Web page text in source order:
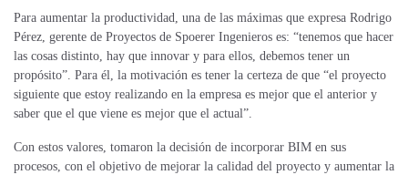
Para aumentar la productividad, una de las máximas que expresa Rodrigo
Pérez, gerente de Proyectos de Spoerer Ingenieros es: “tenemos que hacer
las cosas distinto, hay que innovar y para ellos, debemos tener un
propósito”. Para él, la motivación es tener la certeza de que “el proyecto
siguiente que estoy realizando en la empresa es mejor que el anterior y
saber que el que viene es mejor que el actual”.
Con estos valores, tomaron la decisión de incorporar BIM en sus
procesos, con el objetivo de mejorar la calidad del proyecto y aumentar la